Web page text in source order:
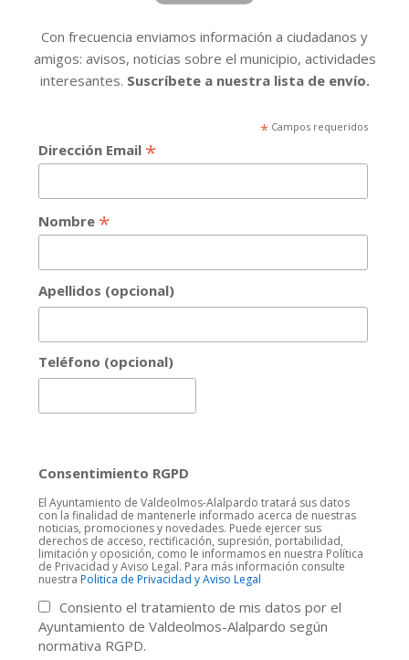
Con frecuencia enviamos información a ciudadanos y
amigos: avisos, noticias sobre el municipio, actividades
interesantes. Suscríbete a nuestra lista de envío.
*Campos requeridos
Dirección Email *
Nombre *
Apellidos (opcional)
Teléfono (opcional)
Consentimiento RGPD
El Ayuntamiento de Valdeolmos-Alalpardo tratará sus datos
con la finalidad de mantenerle informado acerca de nuestras
noticias, promociones y novedades. Puede ejercer sus
derechos de acceso, rectificación, supresión, portabilidad,
limitación y oposición, como le informamos en nuestra Política
de Privacidad y Aviso Legal. Para más información consulte
nuestra Politica de Privacidad y Aviso Legal
Consiento el tratamiento de mis datos por el
Ayuntamiento de Valdeolmos-Alalpardo según
normativa RGPD.